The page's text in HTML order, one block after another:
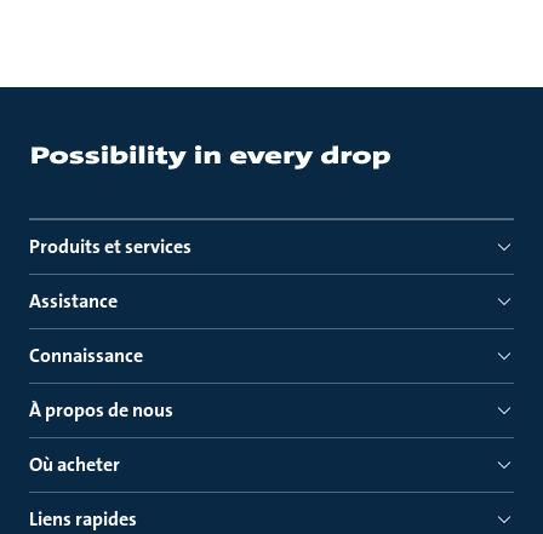
Produits et services
Assistance
Connaissance
À propos de nous
Où acheter
Liens rapides